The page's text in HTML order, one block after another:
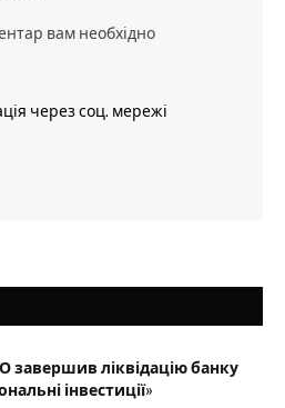
вам необхідно
через соц. мережі
завершив ліквідацію банку
інвестиції»